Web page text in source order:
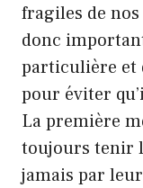
fragiles de
donc
particulière et
pour éviter
La première
toujours tenir
jamais par